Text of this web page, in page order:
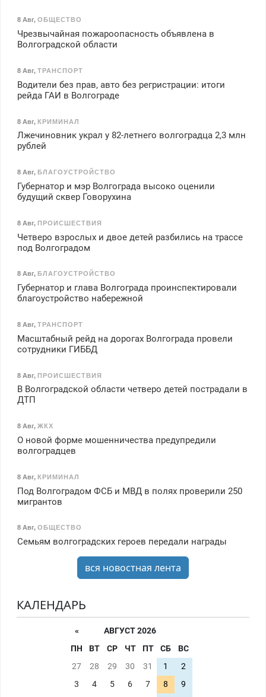
8 Авг, ОБЩЕСТВО
Чрезвычайная пожароопасность объявлена в
Волгоградской области
8 Авг, ТРАНСПОРТ
Водители без прав, авто без регристрации: итоги
рейда ГАИ в Волгограде
8 Авг, КРИМИНАЛ
Лжечиновник украл у 82-летнего волгоградца 2,3 млн
рублей
8 Авг, БЛАГОУСТРОЙСТВО
Губернатор и мэр Волгограда высоко оценили
будущий сквер Говорухина
8 Авг, ПРОИСШЕСТВИЯ
Четверо взрослых и двое детей разбились на трассе
под Волгоградом
8 Авг, БЛАГОУСТРОЙСТВО
Губернатор и глава Волгограда проинспектировали
благоустройство набережной
8 Авг, ТРАНСПОРТ
Масштабный рейд на дорогах Волгограда провели
сотрудники ГИББД
8 Авг, ПРОИСШЕСТВИЯ
В Волгоградской области четверо детей пострадали в
ДТП
8 Авг, ЖКХ
О новой форме мошенничества предупредили
волгоградцев
8 Авг, КРИМИНАЛ
Под Волгоградом ФСБ и МВД в полях проверили 250
мигрантов
8 Авг, ОБЩЕСТВО
Семьям волгоградских героев передали награды
вся новостная лента
КАЛЕНДАРЬ
«
АВГУСТ 2026
ПН
ВТ СР ЧТ ПТ СБ
ВС
27
28 29 30 31 1
2
3
4 5 6 7 8 9